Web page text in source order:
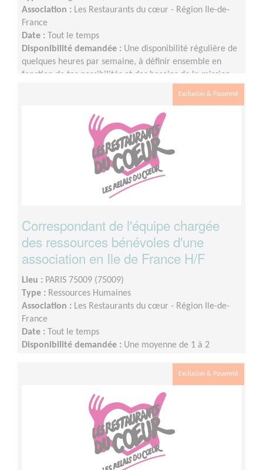
Association : Les Restaurants du cœur - Région Ile-de-
France
Date : Tout le temps
Disponibilité demandée : Une disponibilité régulière de
quelques heures par semaine, à définir ensemble en
fonction de tes possibilités et des besoins de la mission.
Exclusion & Pauvreté
Correspondant de l'équipe chargée
des ressources bénévoles d'une
association en Ile de France H/F
Lieu : PARIS 75009 (75009)
Type : Ressources Humaines
Association : Les Restaurants du cœur - Région Ile-de-
France
Date : Tout le temps
Disponibilité demandée : Une moyenne de 1 à 2
Exclusion & Pauvreté